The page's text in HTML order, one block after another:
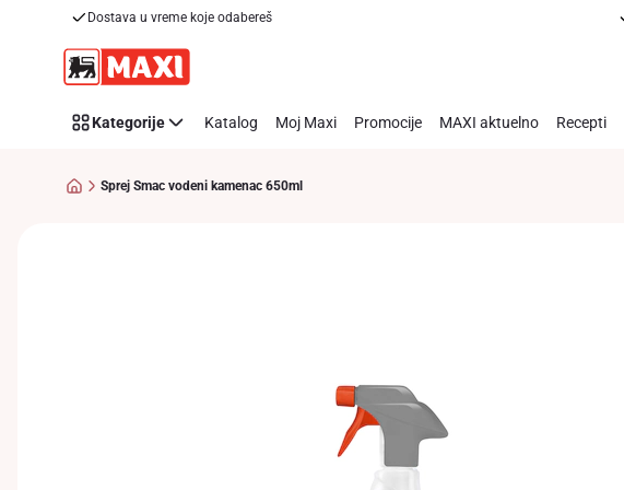
Dostava u vreme koje odabereš
Kategorije Katalog Moj Maxi Promocije MAXI aktuelno Recepti
Sprej Smac vodeni kamenac 650ml